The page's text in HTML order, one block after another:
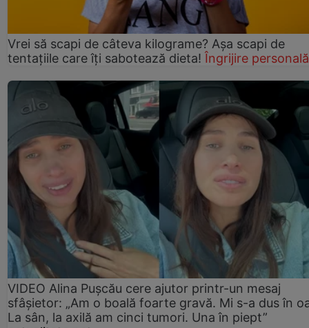
Vrei să scapi de câteva kilograme? Așa scapi de
tentațiile care îți sabotează dieta! Îngrijire personală
VIDEO Alina Pușcău cere ajutor printr-un mesaj
sfâșietor: „Am o boală foarte gravă. Mi s-a dus în
La sân, la axilă am cinci tumori. Una în piept”